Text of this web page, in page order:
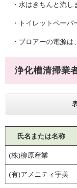
・水はきちんと流し
・トイレットペーパ
・ブロアーの電源は
浄化槽清掃業
氏名または名称
(株)柳原産業
(有)アメニティ宇美